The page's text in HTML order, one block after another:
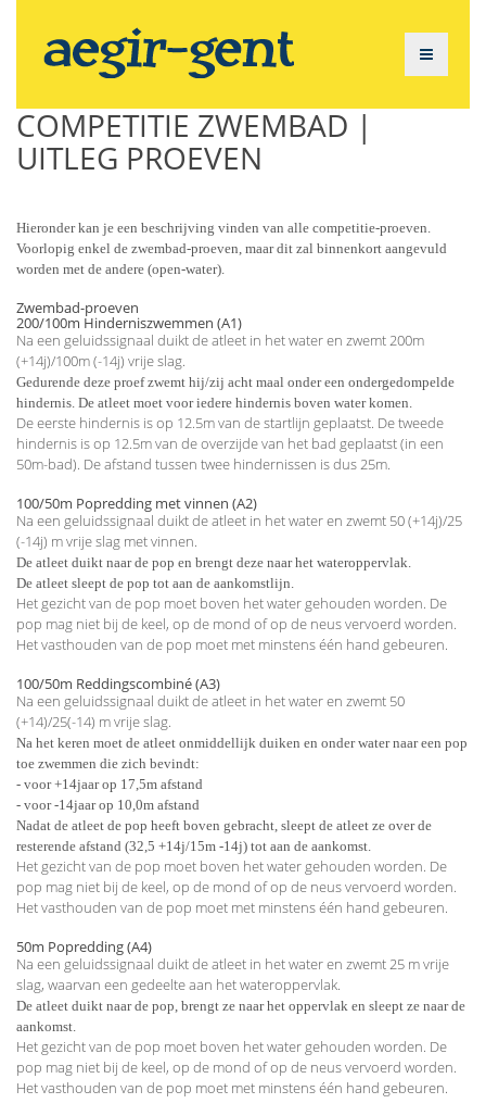
COMPETITIE ZWEMBAD |
UITLEG PROEVEN
Hieronder kan je een beschrijving vinden van alle competitie-proeven.
Voorlopig enkel de zwembad-proeven, maar dit zal binnenkort aangevuld
worden met de andere (open-water).
Zwembad-proeven
200/100m Hinderniszwemmen (A1)
Na een geluidssignaal duikt de atleet in het water en zwemt 200m
(+14j)/100m (-14j) vrije slag.
Gedurende deze proef zwemt hij/zij acht maal onder een ondergedompelde
hindernis. De atleet moet voor iedere hindernis boven water komen.
De eerste hindernis is op 12.5m van de startlijn geplaatst. De tweede
hindernis is op 12.5m van de overzijde van het bad geplaatst (in een
50m-bad). De afstand tussen twee hindernissen is dus 25m.
100/50m Popredding met vinnen (A2)
Na een geluidssignaal duikt de atleet in het water en zwemt 50 (+14j)/25
(-14j) m vrije slag met vinnen.
De atleet duikt naar de pop en brengt deze naar het wateroppervlak.
De atleet sleept de pop tot aan de aankomstlijn.
Het gezicht van de pop moet boven het water gehouden worden. De
pop mag niet bij de keel, op de mond of op de neus vervoerd worden.
Het vasthouden van de pop moet met minstens één hand gebeuren.
100/50m Reddingscombiné (A3)
Na een geluidssignaal duikt de atleet in het water en zwemt 50
(+14)/25(-14) m vrije slag.
Na het keren moet de atleet onmiddellijk duiken en onder water naar een pop
toe zwemmen die zich bevindt:
- voor +14jaar op 17,5m afstand
- voor -14jaar op 10,0m afstand
Nadat de atleet de pop heeft boven gebracht, sleept de atleet ze over de
resterende afstand (32,5 +14j/15m -14j) tot aan de aankomst.
Het gezicht van de pop moet boven het water gehouden worden. De
pop mag niet bij de keel, op de mond of op de neus vervoerd worden.
Het vasthouden van de pop moet met minstens één hand gebeuren.
50m Popredding (A4)
Na een geluidssignaal duikt de atleet in het water en zwemt 25 m vrije
slag, waarvan een gedeelte aan het wateroppervlak.
De atleet duikt naar de pop, brengt ze naar het oppervlak en sleept ze naar de
aankomst.
Het gezicht van de pop moet boven het water gehouden worden. De
pop mag niet bij de keel, op de mond of op de neus vervoerd worden.
Het vasthouden van de pop moet met minstens één hand gebeuren.